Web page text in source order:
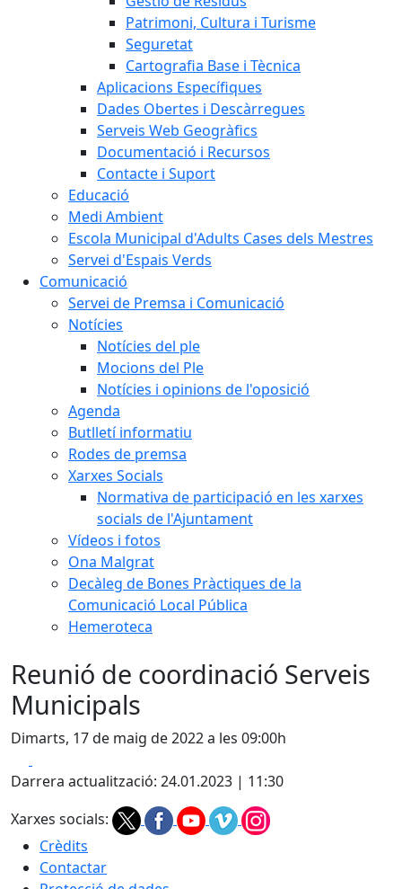
Patrimoni, Cultura i Turisme
Seguretat
Cartografia Base i Tècnica
Aplicacions Específiques
Dades Obertes i Descàrregues
Serveis Web Geogràfics
Documentació i Recursos
Contacte i Suport
Educació
Medi Ambient
Escola Municipal d'Adults Cases dels Mestres
Servei d'Espais Verds
Comunicació
Servei de Premsa i Comunicació
Notícies
Notícies del ple
Mocions del Ple
Notícies i opinions de l'oposició
Agenda
Butlletí informatiu
Rodes de premsa
Xarxes Socials
Normativa de participació en les xarxes
socials de l'Ajuntament
Vídeos i fotos
Ona Malgrat
Decàleg de Bones Pràctiques de la
Comunicació Local Pública
Hemeroteca
Reunió de coordinació Serveis
Municipals
Dimarts, 17 de maig de 2022 a les 09:00h
Darrera actualització: 24.01.2023 | 11:30
Xarxes socials:
Crèdits
Contactar